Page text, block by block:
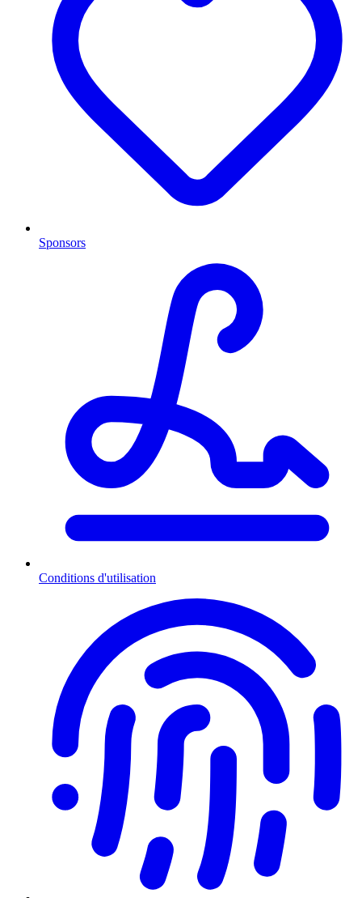
Sponsors
Conditions d'utilisation